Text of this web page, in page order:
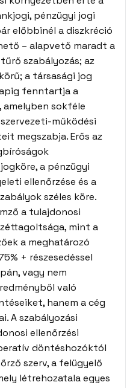
pénzügyi jogi
előbbinél a diszkréció
– alapvető maradt a
szabályozás; az
a társasági jog
fenntartja a
sokféle
működési
megszabja. Erős az
a pénzügyi
ellenőrzése és a
széles köre.
a tulajdonosi
mint a
a meghatározó
+ részesedéssel
vagy nem
való
hanem a cég
A szabályozási
ellenőrzési
döntéshozóktól
szerv, a felügyelő
létrehozatala egyes